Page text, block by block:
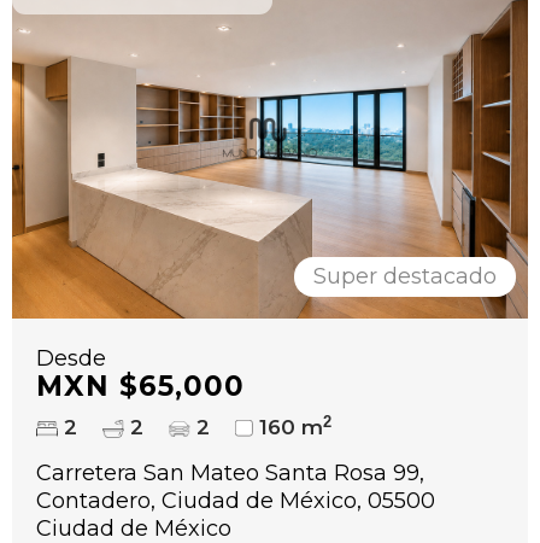
Super destacado
Desde
MXN $65,000
2 2 2 160 m2
Carretera San Mateo Santa Rosa 99,
Contadero, Ciudad de México, 05500
Ciudad de México